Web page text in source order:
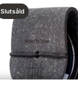
Slutsåld